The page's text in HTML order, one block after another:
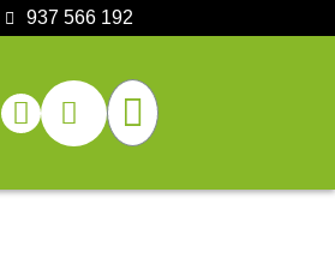
937 566 192